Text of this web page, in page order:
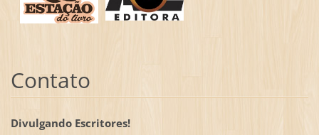
Contato
Divulgando Escritores!